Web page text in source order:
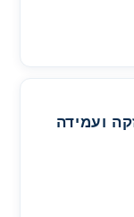
ועמידה